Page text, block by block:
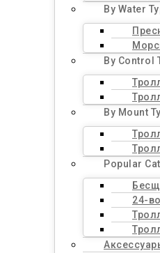
By Water
By Control
By Mount
Popular
24-